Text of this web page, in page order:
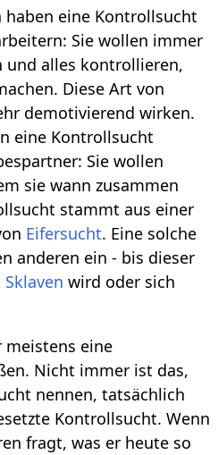
haben eine Kontrollsucht
Sie wollen immer
und alles kontrollieren,
Diese Art von
demotivierend wirken.
eine Kontrollsucht
Sie wollen
sie wann zusammen
stammt aus einer
Eifersucht. Eine solche
anderen ein - bis dieser
Sklaven wird oder sich
eine
Nicht immer ist das,
nennen, tatsächlich
Kontrollsucht. Wenn
fragt, was er heute so